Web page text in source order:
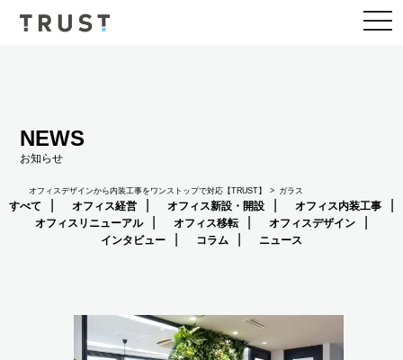
NEWS
お知らせ
オフィスデザインから内装工事をワンストップで対応【TRUST】 ガラス
すべて オフィス経営 オフィス新設・開設
オフィス内装工事
オフィスリニューアル
オフィス移転
オフィスデザイン
インタビュー
コラム ニュース